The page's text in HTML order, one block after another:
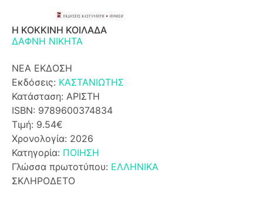
Η ΚΟΚΚΙΝΗ ΚΟΙΛΑΔΑ
ΔΑΦΝΗ ΝΙΚΗΤΑ
ΝΕΑ ΕΚΔΟΣΗ
Εκδόσεις: ΚΑΣΤΑΝΙΩΤΗΣ
Κατάσταση: ΑΡΙΣΤΗ
ISBN: 9789600374834
Τιμή: 9.54€
Χρονολογία: 2026
Κατηγορία: ΠΟΙΗΣΗ
Γλώσσα πρωτοτύπου: ΕΛΛΗΝΙΚΑ
ΣΚΛΗΡΟΔΕΤΟ